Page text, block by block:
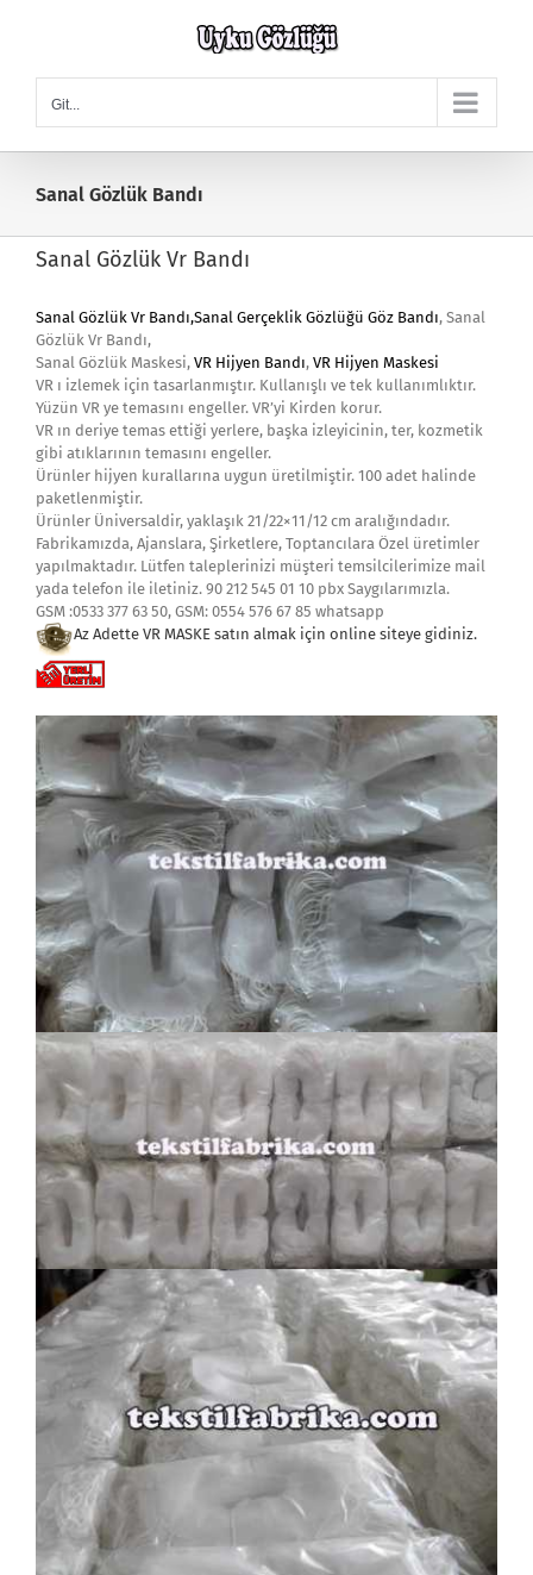
Git...
Sanal Gözlük Bandı
Sanal Gözlük Vr Bandı
Sanal Gözlük Vr Bandı,Sanal Gerçeklik Gözlüğü Göz Bandı, Sanal
Gözlük Vr Bandı,
Sanal Gözlük Maskesi, VR Hijyen Bandı, VR Hijyen Maskesi
VR ı izlemek için tasarlanmıştır. Kullanışlı ve tek kullanımlıktır.
Yüzün VR ye temasını engeller. VR’yi Kirden korur.
VR ın deriye temas ettiği yerlere, başka izleyicinin, ter, kozmetik
gibi atıklarının temasını engeller.
Ürünler hijyen kurallarına uygun üretilmiştir. 100 adet halinde
paketlenmiştir.
Ürünler Üniversaldir, yaklaşık 21/22×11/12 cm aralığındadır.
Fabrikamızda, Ajanslara, Şirketlere, Toptancılara Özel üretimler
yapılmaktadır. Lütfen taleplerinizi müşteri temsilcilerimize mail
yada telefon ile iletiniz. 90 212 545 01 10 pbx Saygılarımızla.
GSM :0533 377 63 50, GSM: 0554 576 67 85 whatsapp
Az Adette VR MASKE satın almak için online siteye gidiniz.